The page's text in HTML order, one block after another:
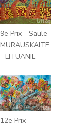
9e Prix - Saule
MURAUSKAITE
- LITUANIE
12e Prix -